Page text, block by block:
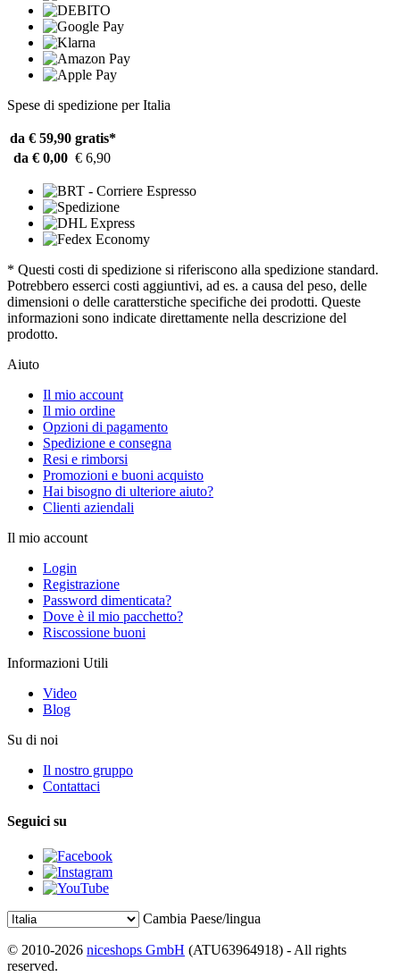
Spese di spedizione per Italia
da € 59,90 gratis*
da € 0,00 € 6,90
* Questi costi di spedizione si riferiscono alla spedizione standard.
Potrebbero esserci costi aggiuntivi, ad es. a causa del peso, delle
dimensioni o delle caratterstiche specifiche dei prodotti. Queste
informazioni sono indicate direttamente nella descrizione del
prodotto.
Aiuto
Il mio account
Il mio ordine
Opzioni di pagamento
Spedizione e consegna
Resi e rimborsi
Promozioni e buoni acquisto
Hai bisogno di ulteriore aiuto?
Clienti aziendali
Il mio account
Login
Registrazione
Password dimenticata?
Dove è il mio pacchetto?
Riscossione buoni
Informazioni Utili
Video
Blog
Su di noi
Il nostro gruppo
Contattaci
Seguici su
Cambia Paese/lingua
© 2010-2026 niceshops GmbH (ATU63964918) - All rights
reserved.